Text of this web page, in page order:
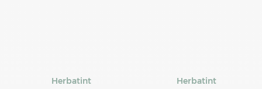
Herbatint
Herbatint